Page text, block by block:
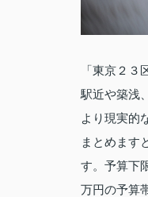
「東京２
駅近や築浅
より現実的
まとめます
す。予算下
万円の予算